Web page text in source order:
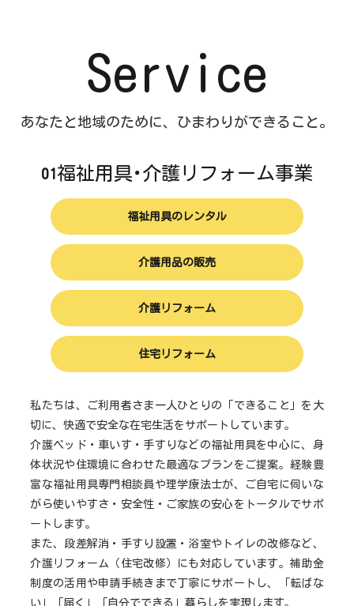
Service
あなたと地域のために、ひまわりができること。
01福祉用具･介護リフォーム事業
福祉用具のレンタル
介護用品の販売
介護リフォーム
住宅リフォーム
私たちは、ご利用者さま一人ひとりの「できること」を大
切に、快適で安全な在宅生活をサポートしています。
介護ベッド・車いす・手すりなどの福祉用具を中心に、身
体状況や住環境に合わせた最適なプランをご提案。経験豊
富な福祉用具専門相談員や理学療法士が、ご自宅に伺いな
がら使いやすさ・安全性・ご家族の安心をトータルでサポ
ートします。
また、段差解消・手すり設置・浴室やトイレの改修など、
介護リフォーム（住宅改修）にも対応しています。補助金
制度の活用や申請手続きまで丁寧にサポートし、「転ばな
い」「届く」「自分でできる」暮らしを実現します。